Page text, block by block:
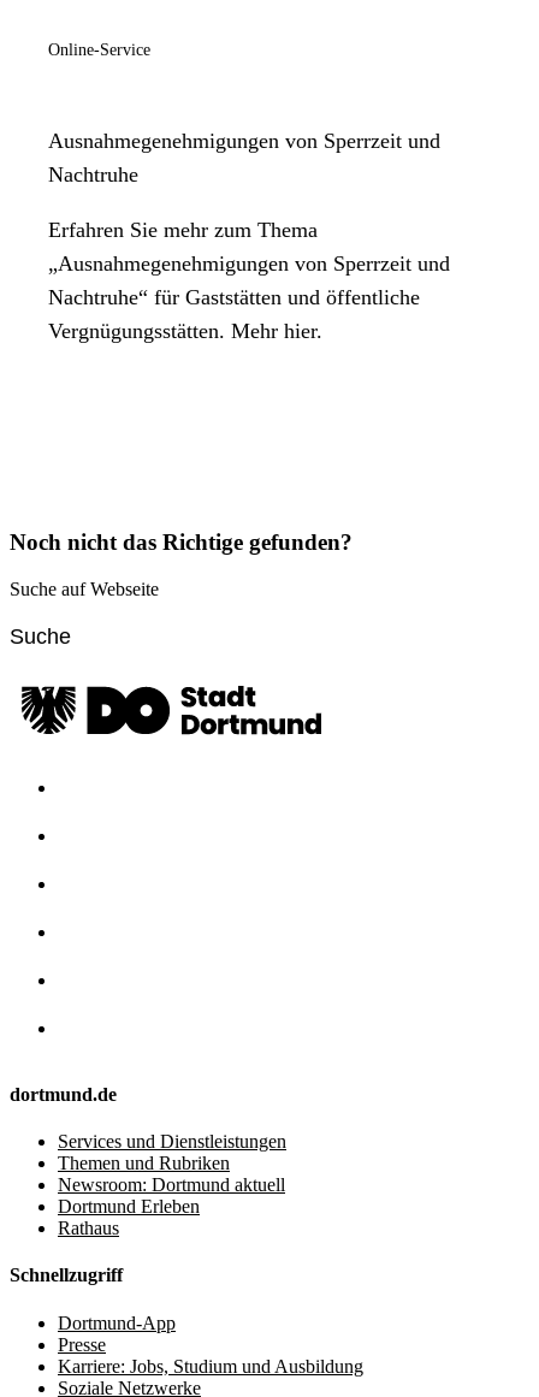
Online-Service
Ausnahmegenehmigungen von Sperrzeit und
Nachtruhe
Erfahren Sie mehr zum Thema
„Ausnahmegenehmigungen von Sperrzeit und
Nachtruhe“ für Gaststätten und öffentliche
Vergnügungsstätten. Mehr hier.
Noch nicht das Richtige gefunden?
Suche auf Webseite
dortmund.de
Services und Dienstleistungen
Themen und Rubriken
Newsroom: Dortmund aktuell
Dortmund Erleben
Rathaus
Schnellzugriff
Dortmund-App
Presse
Karriere: Jobs, Studium und Ausbildung
Soziale Netzwerke